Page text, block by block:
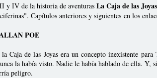
y IV de la historia de aventurasLa Caja de las Joyas
Capítulos anteriores y siguientes en los
POE
Caja de las Joyas era un concepto inexistente para
la había visto. Nadie le había hablado de ella. Y,
peligro.